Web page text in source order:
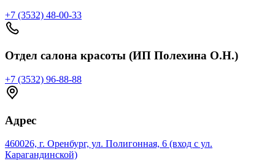
+7 (3532) 48-00-33
Отдел салона красоты (ИП Полехина О.Н.)
+7 (3532) 96-88-88
Адрес
460026, г. Оренбург, ул. Полигонная, 6 (вход с ул.
Карагандинской)